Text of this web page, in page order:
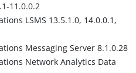
11.0.0.2
LSMS 13.5.1.0, 14.0.0.1,
Messaging Server 8.1.0.28
Network Analytics Data